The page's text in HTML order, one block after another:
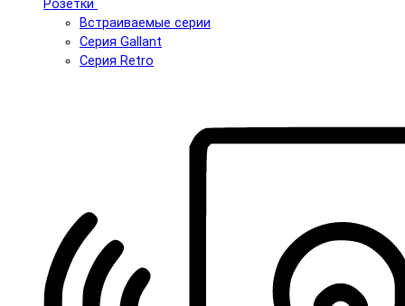
Розетки
Встраиваемые серии
Серия Gallant
Серия Retro